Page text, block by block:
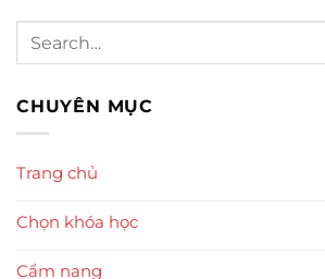
CHUYÊN MỤC
Trang chủ
Chọn khóa học
Cẩm nang